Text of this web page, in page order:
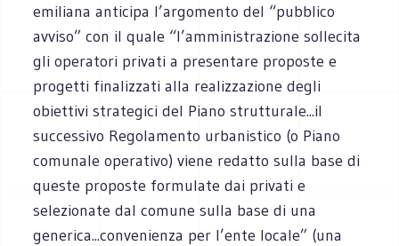
emiliana anticipa l’argomento del “pubblico
avviso” con il quale “l’amministrazione sollecita
gli operatori privati a presentare proposte e
progetti finalizzati alla realizzazione degli
obiettivi strategici del Piano strutturale...il
successivo Regolamento urbanistico (o Piano
comunale operativo) viene redatto sulla base di
queste proposte formulate dai privati e
selezionate dal comune sulla base di una
generica...convenienza per l’ente locale” (una